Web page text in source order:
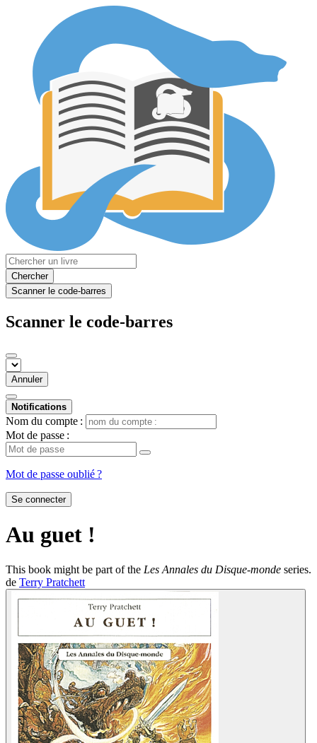
Chercher
Scanner le code-barres
Scanner le code-barres
Annuler
Notifications
Nom du compte :
Mot de passe :
Mot de passe oublié ?
Se connecter
Au guet !
This book might be part of the Les Annales du Disque-monde series.
de Terry Pratchett